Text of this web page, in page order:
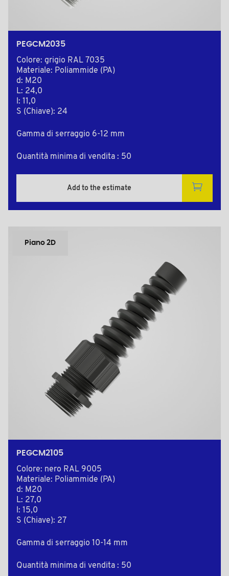
PEGCM2035
Colore: grigio RAL 7035
Materiale: Poliammide (PA)
d: M20
L: 24,0
l: 11,0
S (Chiave): 24
Gamma di serraggio 6-12 mm
Quantità minima di vendita : 50
Add to the estimate
Piano 2D
PEGCM2105
Colore: nero RAL 9005
Materiale: Poliammide (PA)
d: M20
L: 27,0
l: 15,0
S (Chiave): 27
Gamma di serraggio 10-14 mm
Quantità minima di vendita : 50